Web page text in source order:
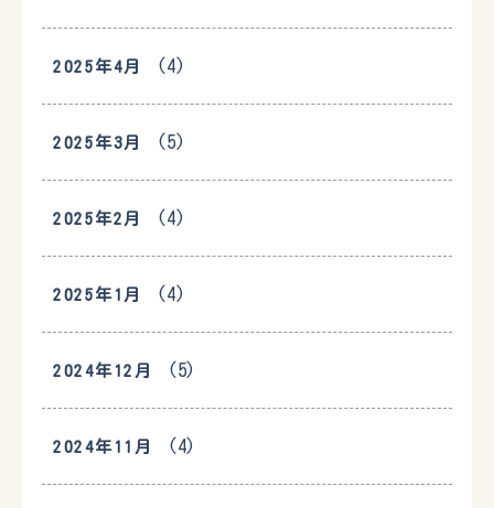
2025年4月 (4)
2025年3月 (5)
2025年2月 (4)
2025年1月 (4)
2024年12月 (5)
2024年11月 (4)